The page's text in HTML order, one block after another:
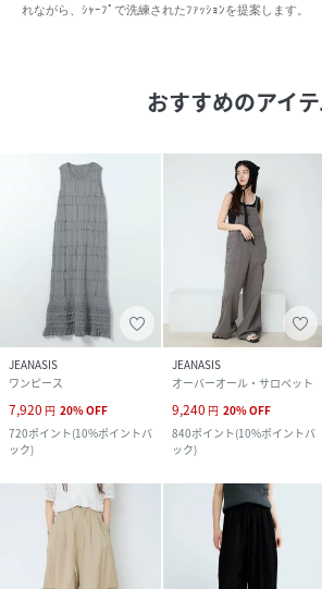
れながら、ｼｬｰﾌﾟで洗練されたﾌｧｯｼｮﾝを提案します。
おすすめのアイ
JEANASIS
ワンピース
7,920 円 20%OFF
720ポイント(10%ポイントバ
ック)
JEANASIS
オーバーオール・サロペット
9,240 円 20%OFF
840ポイント(10%ポイントバ
ック)